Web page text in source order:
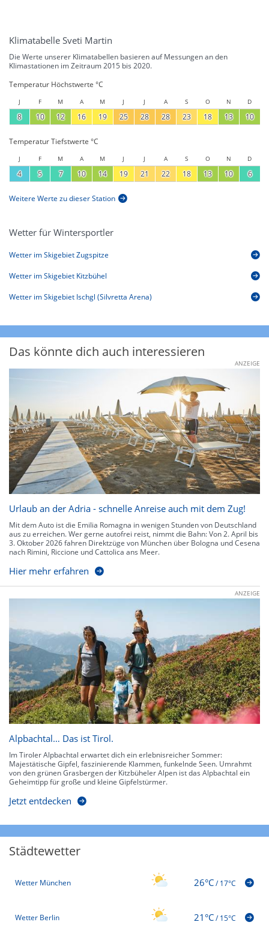
Klimatabelle Sveti Martin
Die Werte unserer Klimatabellen basieren auf Messungen an den
Klimastationen im Zeitraum 2015 bis 2020.
Temperatur Höchstwerte °C
J F M A M J J A S O N D
8 10 12 16 19 25 28 28 23 18 13 10
Temperatur Tiefstwerte °C
J F M A M J J A S O N D
4 5 7 10 14 19 21 22 18 13 10 6
Weitere Werte zu dieser Station
Wetter für Wintersportler
Wetter im Skigebiet Zugspitze
Wetter im Skigebiet Kitzbühel
Wetter im Skigebiet Ischgl (Silvretta Arena)
Das könnte dich auch interessieren
ANZEIGE
Urlaub an der Adria - schnelle Anreise auch mit dem Zug!
Mit dem Auto ist die Emilia Romagna in wenigen Stunden von Deutschland
aus zu erreichen. Wer gerne autofrei reist, nimmt die Bahn: Von 2. April bis
3. Oktober 2026 fahren Direktzüge von München über Bologna und Cesena
nach Rimini, Riccione und Cattolica ans Meer.
Hier mehr erfahren
ANZEIGE
Alpbachtal… Das ist Tirol.
Im Tiroler Alpbachtal erwartet dich ein erlebnisreicher Sommer:
Majestätische Gipfel, faszinierende Klammen, funkelnde Seen. Umrahmt
von den grünen Grasbergen der Kitzbüheler Alpen ist das Alpbachtal ein
Geheimtipp für große und kleine Gipfelstürmer.
Jetzt entdecken
Städtewetter
Wetter München 26°C/17°C
Wetter Berlin 21°C/15°C